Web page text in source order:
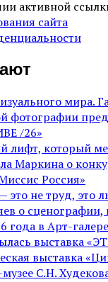
активной
сайта
мира.
фотографии
/26»
лифт, который
Маркина о
Россия»
это не труд, это
о
года в Арт-
выставка
выставка
С.Н.